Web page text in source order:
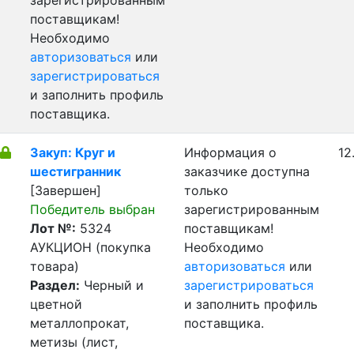
поставщикам!
Необходимо
авторизоваться или
зарегистрироваться
и заполнить профиль
поставщика.
Закуп: Круг и
шестигранник
[Завершен]
Победитель выбран
Лот №: 5324
АУКЦИОН (покупка
товара)
Раздел: Черный и
цветной
металлопрокат,
метизы (лист,
Информация о
заказчике доступна
только
зарегистрированным
поставщикам!
Необходимо
авторизоваться или
зарегистрироваться
и заполнить профиль
поставщика.